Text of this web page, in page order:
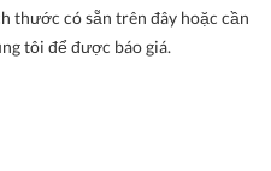
thước có sẵn trên đây hoặc cần
tôi để được báo giá.